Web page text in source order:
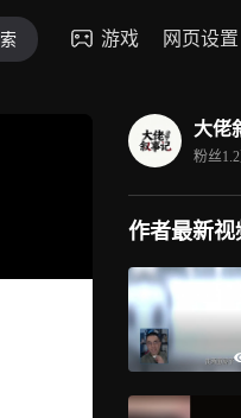
游戏 网页设置
大佬
粉丝
作者最新视